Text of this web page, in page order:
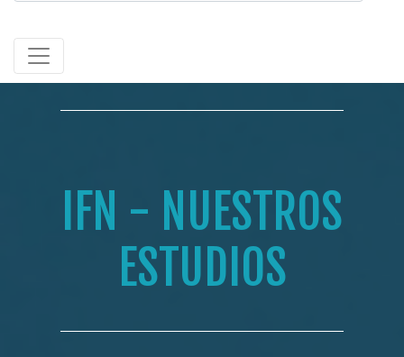
IFN - NUESTROS
ESTUDIOS